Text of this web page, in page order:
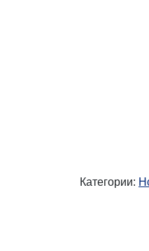
Категории: